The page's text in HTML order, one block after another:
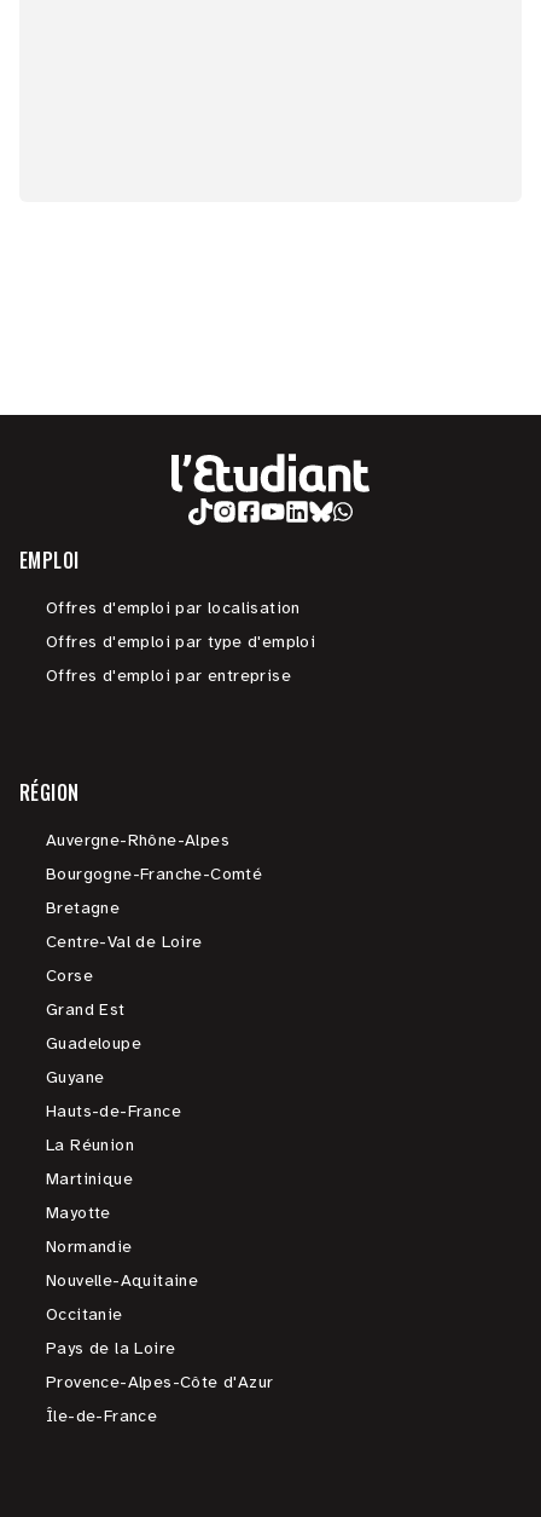
EMPLOI
Offres d'emploi par localisation
Offres d'emploi par type d'emploi
Offres d'emploi par entreprise
RÉGION
Auvergne-Rhône-Alpes
Bourgogne-Franche-Comté
Bretagne
Centre-Val de Loire
Corse
Grand Est
Guadeloupe
Guyane
Hauts-de-France
La Réunion
Martinique
Mayotte
Normandie
Nouvelle-Aquitaine
Occitanie
Pays de la Loire
Provence-Alpes-Côte d'Azur
Île-de-France